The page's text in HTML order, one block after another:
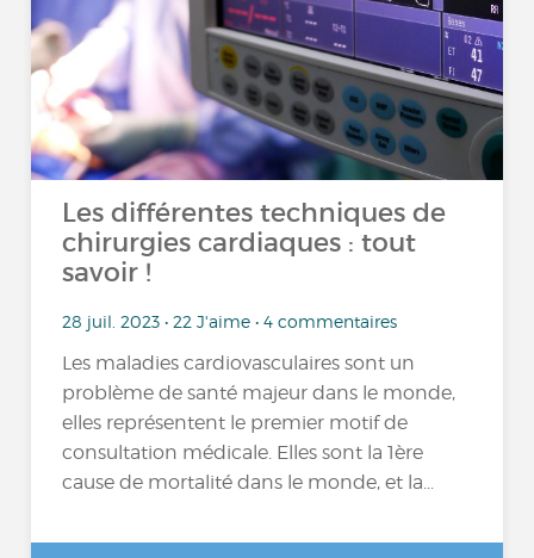
Les différentes techniques de
chirurgies cardiaques : tout
savoir !
28 juil. 2023 • 22 J'aime • 4 commentaires
Les maladies cardiovasculaires sont un
problème de santé majeur dans le monde,
elles représentent le premier motif de
consultation médicale. Elles sont la 1ère
cause de mortalité dans le monde, et la...